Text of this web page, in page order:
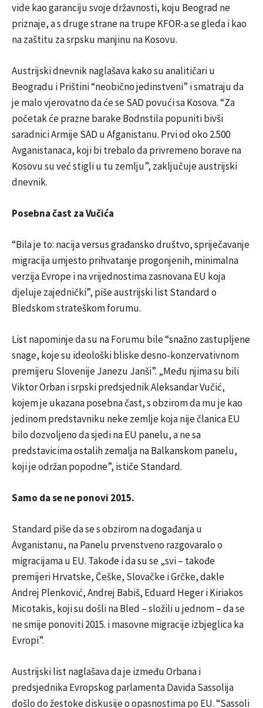
vide kao garanciju svoje državnosti, koju Beograd ne
priznaje, a s druge strane na trupe KFOR-a se gleda i kao
na zaštitu za srpsku manjinu na Kosovu.
Austrijski dnevnik naglašava kako su analitičari u
Beogradu i Prištini “neobično jedinstveni” i smatraju da
je malo vjerovatno da će se SAD povući sa Kosova. “Za
početak će prazne barake Bodnstila popuniti bivši
saradnici Armije SAD u Afganistanu. Prvi od oko 2.500
Avganistanaca, koji bi trebalo da privremeno borave na
Kosovu su već stigli u tu zemlju”, zaključuje austrijski
dnevnik.
Posebna čast za Vučića
“Bila je to: nacija versus građansko društvo, spriječavanje
migracija umjesto prihvatanje progonjenih, minimalna
verzija Evrope i na vrijednostima zasnovana EU koja
djeluje zajednički”, piše austrijski list Standard o
Bledskom strateškom forumu.
List napominje da su na Forumu bile “snažno zastupljene
snage, koje su ideološki bliske desno-konzervativnom
premijeru Slovenije Janezu Janši”. „Među njima su bili
Viktor Orban i srpski predsjednik Aleksandar Vučić,
kojem je ukazana posebna čast, s obzirom da mu je kao
jedinom predstavniku neke zemlje koja nije članica EU
bilo dozvoljeno da sjedi na EU panelu, a ne sa
predstavicima ostalih zemalja na Balkanskom panelu,
koji je održan popodne”, ističe Standard.
Samo da se ne ponovi 2015.
Standard piše da se s obzirom na događanja u
Avganistanu, na Panelu prvenstveno razgovaralo o
migracijama u EU. Takođe i da su se „svi – takođe
premijeri Hrvatske, Češke, Slovačke i Grčke, dakle
Andrej Plenković, Andrej Babiš, Eduard Heger i Kiriakos
Micotakis, koji su došli na Bled – složili u jednom – da se
ne smije ponoviti 2015. i masovne migracije izbjeglica ka
Evropi”.
Austrijski list naglašava da je između Orbana i
predsjednika Evropskog parlamenta Davida Sassolija
došlo do žestoke diskusije o opasnostima po EU. “Sassoli